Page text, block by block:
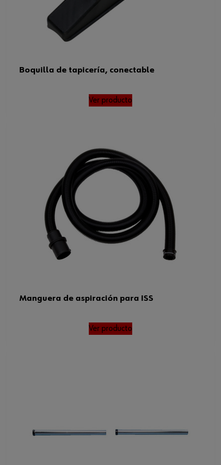
Boquilla de tapicería, conectable
Ver producto
Manguera de aspiración para ISS
Ver producto